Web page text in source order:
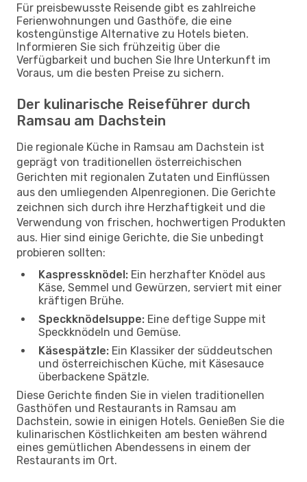
Für preisbewusste Reisende gibt es zahlreiche
Ferienwohnungen und Gasthöfe, die eine
kostengünstige Alternative zu Hotels bieten.
Informieren Sie sich frühzeitig über die
Verfügbarkeit und buchen Sie Ihre Unterkunft im
Voraus, um die besten Preise zu sichern.
Der kulinarische Reiseführer durch
Ramsau am Dachstein
Die regionale Küche in Ramsau am Dachstein ist
geprägt von traditionellen österreichischen
Gerichten mit regionalen Zutaten und Einflüssen
aus den umliegenden Alpenregionen. Die Gerichte
zeichnen sich durch ihre Herzhaftigkeit und die
Verwendung von frischen, hochwertigen Produkten
aus. Hier sind einige Gerichte, die Sie unbedingt
probieren sollten:
Kaspressknödel: Ein herzhafter Knödel aus
Käse, Semmel und Gewürzen, serviert mit einer
kräftigen Brühe.
Speckknödelsuppe: Eine deftige Suppe mit
Speckknödeln und Gemüse.
Käsespätzle: Ein Klassiker der süddeutschen
und österreichischen Küche, mit Käsesauce
überbackene Spätzle.
Diese Gerichte finden Sie in vielen traditionellen
Gasthöfen und Restaurants in Ramsau am
Dachstein, sowie in einigen Hotels. Genießen Sie die
kulinarischen Köstlichkeiten am besten während
eines gemütlichen Abendessens in einem der
Restaurants im Ort.